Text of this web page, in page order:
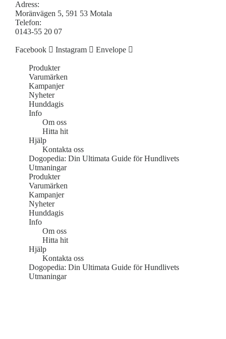
Adress:
Moränvägen 5, 591 53 Motala
Telefon:
0143-55 20 07
Facebook Instagram Envelope
Produkter
Varumärken
Kampanjer
Nyheter
Hunddagis
Info
Om oss
Hitta hit
Hjälp
Kontakta oss
Dogopedia: Din Ultimata Guide för Hundlivets
Utmaningar
Produkter
Varumärken
Kampanjer
Nyheter
Hunddagis
Info
Om oss
Hitta hit
Hjälp
Kontakta oss
Dogopedia: Din Ultimata Guide för Hundlivets
Utmaningar